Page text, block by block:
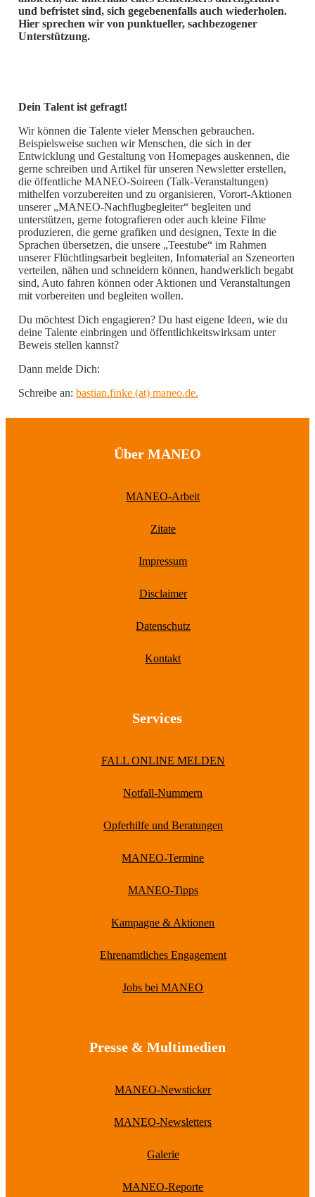
und befristet sind, sich gegebenenfalls auch wiederholen.
Hier sprechen wir von punktueller, sachbezogener
Unterstützung.
Dein Talent ist gefragt!
Wir können die Talente vieler Menschen gebrauchen.
Beispielsweise suchen wir Menschen, die sich in der
Entwicklung und Gestaltung von Homepages auskennen, die
gerne schreiben und Artikel für unseren Newsletter erstellen,
die öffentliche MANEO-Soireen (Talk-Veranstaltungen)
mithelfen vorzubereiten und zu organisieren, Vorort-Aktionen
unserer „MANEO-Nachflugbegleiter“ begleiten und
unterstützen, gerne fotografieren oder auch kleine Filme
produzieren, die gerne grafiken und designen, Texte in die
Sprachen übersetzen, die unsere „Teestube“ im Rahmen
unserer Flüchtlingsarbeit begleiten, Infomaterial an Szeneorten
verteilen, nähen und schneidern können, handwerklich begabt
sind, Auto fahren können oder Aktionen und Veranstaltungen
mit vorbereiten und begleiten wollen.
Du möchtest Dich engagieren? Du hast eigene Ideen, wie du
deine Talente einbringen und öffentlichkeitswirksam unter
Beweis stellen kannst?
Dann melde Dich:
Schreibe an: bastian.finke (at) maneo.de.
Über MANEO
MANEO-Arbeit
Zitate
Impressum
Disclaimer
Datenschutz
Kontakt
Services
FALL ONLINE MELDEN
Notfall-Nummern
Opferhilfe und Beratungen
MANEO-Termine
MANEO-Tipps
Kampagne & Aktionen
Ehrenamtliches Engagement
Jobs bei MANEO
Presse & Multimedien
MANEO-Newsticker
MANEO-Newsletters
Galerie
MANEO-Reporte